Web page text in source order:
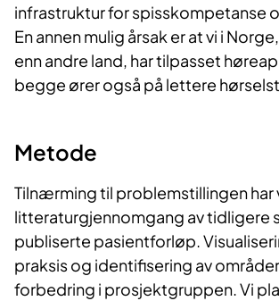
infrastruktur for spisskompetanse
En annen mulig årsak er at vi i
enn andre land, har tilpasset
begge ører også på lettere
Metode
Tilnærming til problemstillingen
litteraturgjennomgang av tidligere
publiserte pasientforløp.
praksis og identifisering av
forbedring i prosjektgruppen. Vi